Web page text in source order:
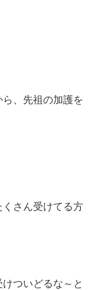
、先祖の加護を
さん受けてる方
ついどるな～と